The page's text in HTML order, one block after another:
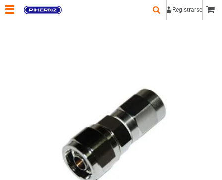
Registrarse